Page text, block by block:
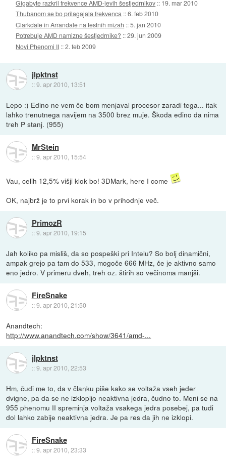
Gigabyte razkril frekvence AMD-jevih šestjedrnikov :: 19. mar 2010
Thubanom se bo prilagajala frekvenca ::6. feb 2010
Clarkdale in Arrandale na testnih mizah ::5. jan 2010
Potrebuje AMD namizne šestjedrnike? ::29. jun 2009
Novi Phenomi II ::2. feb 2009
jlpktnst
::9. apr 2010, 13:51
Lepo :) Edino ne vem če bom menjaval procesor zaradi tega... itak
lahko trenutnega navijem na 3500 brez muje. Škoda edino da nima
treh P stanj. (955)
MrStein
::9. apr 2010, 15:54
Vau, celih 12,5% višji klok bo! 3DMark, here I come
OK, najbrž je to prvi korak in bo v prihodnje več.
PrimozR
::9. apr 2010, 19:15
Jah koliko pa misliš, da so pospeški pri Intelu? So bolj dinamični,
ampak grejo pa tam do 533, mogoče 666 MHz, če je aktivno samo
eno jedro. V primeru dveh, treh oz. štirih so večinoma manjši.
FireSnake
::9. apr 2010, 21:50
Anandtech:
http://www.anandtech.com/show/3641/amd-...
jlpktnst
::9. apr 2010, 22:53
Hm, čudi me to, da v članku piše kako se voltaža vseh jeder
dvigne, pa da se ne izklopijo neaktivna jedra, čudno to. Meni se na
955 phenomu II spreminja voltaža vsakega jedra posebej, pa tudi
dol lahko zabije neaktivna jedra. Je pa res da jih ne izklopi.
FireSnake
::9. apr 2010, 23:33